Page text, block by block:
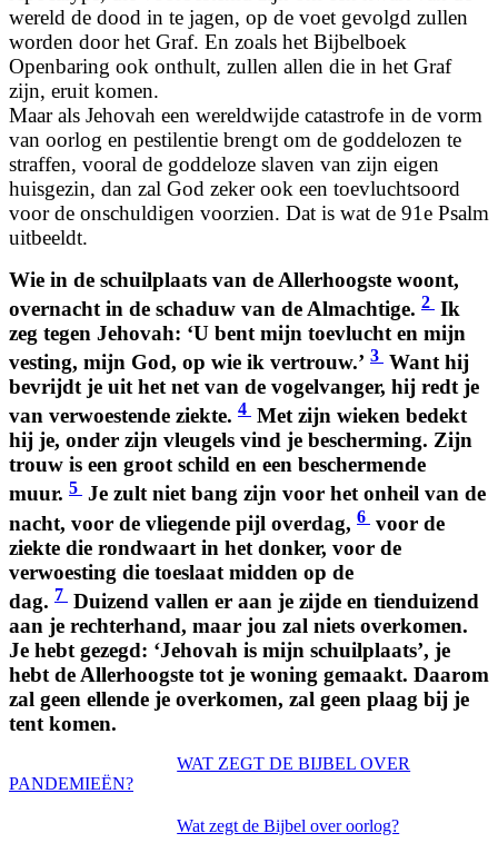
wereld de dood in te jagen, op de voet gevolgd zullen
worden door het Graf. En zoals het Bijbelboek
Openbaring ook onthult, zullen allen die in het Graf
zijn, eruit komen.
Maar als Jehovah een wereldwijde catastrofe in de vorm
van oorlog en pestilentie brengt om de goddelozen te
straffen, vooral de goddeloze slaven van zijn eigen
huisgezin, dan zal God zeker ook een toevluchtsoord
voor de onschuldigen voorzien. Dat is wat de 91e Psalm
uitbeeldt.
Wie in de schuilplaats van de Allerhoogste woont,
overnacht in de schaduw van de Almachtige. 2 Ik
zeg tegen Jehovah: ‘U bent mijn toevlucht en mijn
vesting, mijn God, op wie ik vertrouw.’ 3 Want hij
bevrijdt je uit het net van de vogelvanger, hij redt je
van verwoestende ziekte. 4 Met zijn wieken bedekt
hij je, onder zijn vleugels vind je bescherming. Zijn
trouw is een groot schild en een beschermende
muur. 5 Je zult niet bang zijn voor het onheil van de
nacht, voor de vliegende pijl overdag, 6 voor de
ziekte die rondwaart in het donker, voor de
verwoesting die toeslaat midden op de
dag. 7 Duizend vallen er aan je zijde en tienduizend
aan je rechterhand, maar jou zal niets overkomen.
Je hebt gezegd: ‘Jehovah is mijn schuilplaats’, je
hebt de Allerhoogste tot je woning gemaakt. Daarom
zal geen ellende je overkomen, zal geen plaag bij je
tent komen.
WAT ZEGT DE BIJBEL OVER
PANDEMIEËN?
Wat zegt de Bijbel over oorlog?